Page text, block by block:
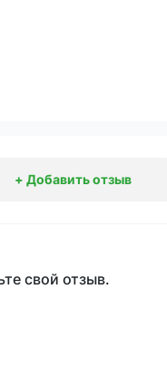
+ Добавить отзыв
свой отзыв.